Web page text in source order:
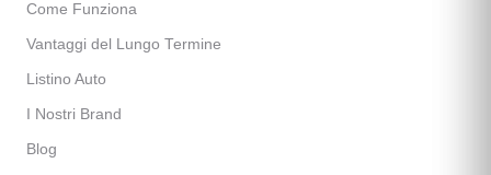
Come Funziona
Vantaggi del Lungo Termine
Listino Auto
I Nostri Brand
Blog